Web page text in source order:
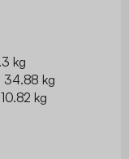
kg
34.88 kg
kg